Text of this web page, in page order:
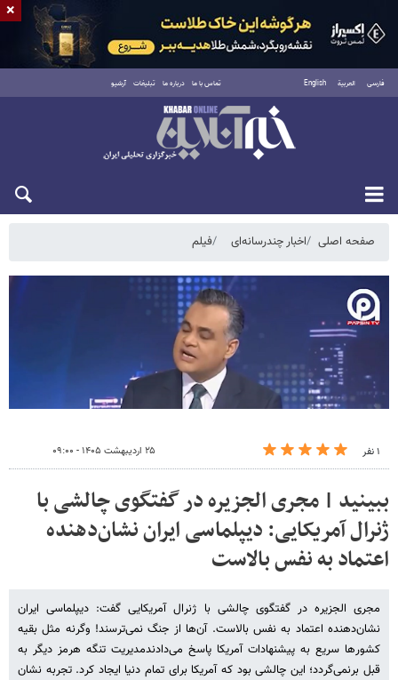
فارسی العربية English تماس با ما درباره ما تبلیغات آرشیو
پنجشنبه ۱۵ مرداد ۱۴۰۵
صفحه اصلی اخبار چندرسانه‌ای فیلم
۱ نفر ۲۵ اردیبهشت ۱۴۰۵ - ۰۹:۰۰
ببینید | مجری الجزیره در گفتگوی چالشی با
ژنرال آمریکایی: دیپلماسی ایران نشان‌دهنده
اعتماد به نفس بالاست
مجری الجزیره در گفتگوی چالشی با ژنرال آمریکایی گفت: دیپلماسی ایران
نشان‌دهنده اعتماد به نفس بالاست. آن‌ها از جنگ نمی‌ترسند! وگرنه مثل بقیه
کشورها سریع به پیشنهادات آمریکا پاسخ می‌دادندمدیریت تنگه هرمز دیگر به
قبل برنمی‌گردد؛ این چالشی بود که آمریکا برای تمام دنیا ایجاد کرد. تجربه نشان
×